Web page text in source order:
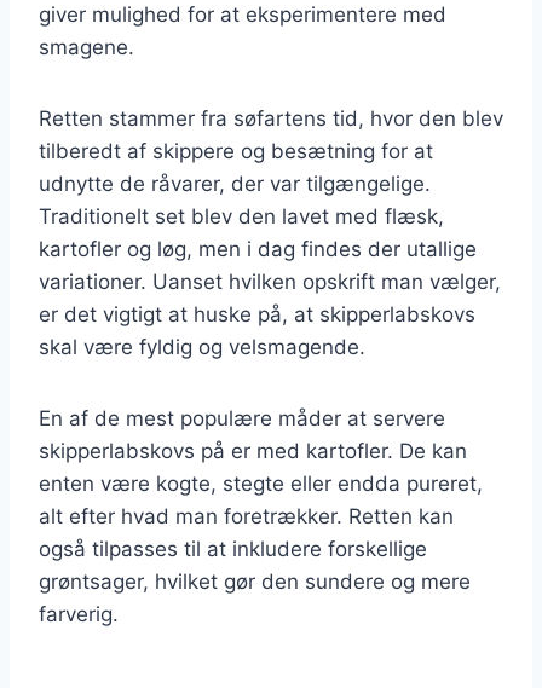
giver mulighed for at eksperimentere med
smagene.
Retten stammer fra søfartens tid, hvor den blev
tilberedt af skippere og besætning for at
udnytte de råvarer, der var tilgængelige.
Traditionelt set blev den lavet med flæsk,
kartofler og løg, men i dag findes der utallige
variationer. Uanset hvilken opskrift man vælger,
er det vigtigt at huske på, at skipperlabskovs
skal være fyldig og velsmagende.
En af de mest populære måder at servere
skipperlabskovs på er med kartofler. De kan
enten være kogte, stegte eller endda pureret,
alt efter hvad man foretrækker. Retten kan
også tilpasses til at inkludere forskellige
grøntsager, hvilket gør den sundere og mere
farverig.